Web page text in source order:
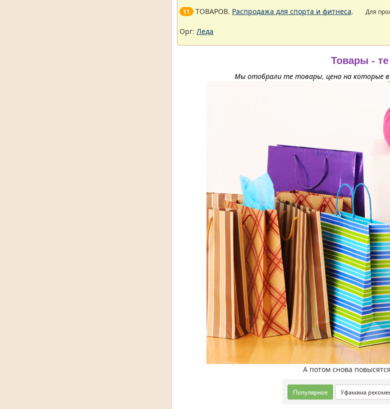
11 ТОВАРОВ. Распродажа для спорта и фитнеса. Для
Орг: Леда
Товары -
Мы отобрали те товары, цена на которые в
А потом снова